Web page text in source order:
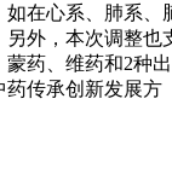
如在心系、肺系、
另外，本次调整也
药、维药和2种出
药传承创新发展方